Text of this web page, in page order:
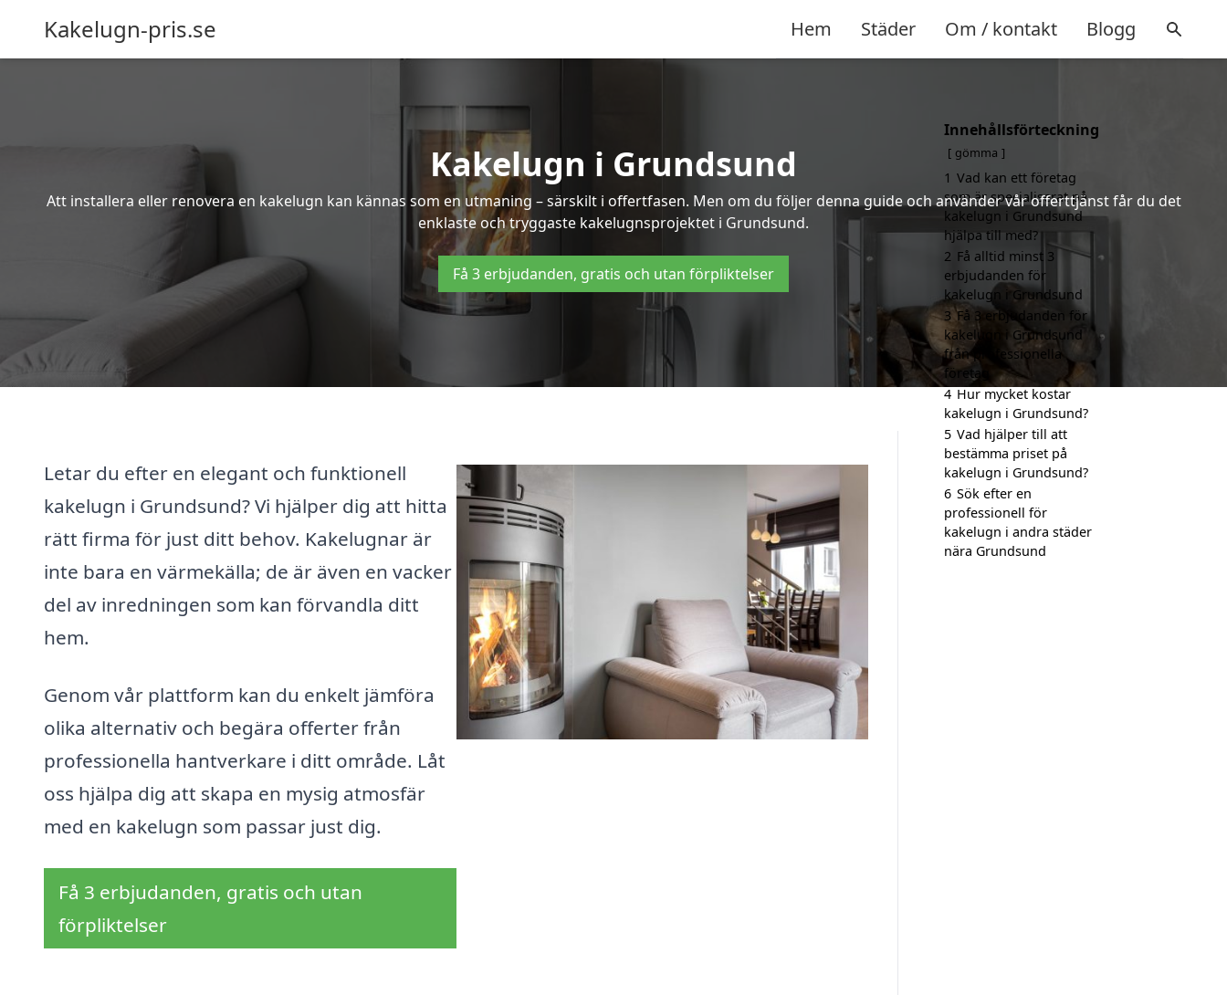
Kakelugn-pris.se Hem Städer Om / kontakt Blogg
Kakelugn i Grundsund
Att installera eller renovera en kakelugn kan kännas som en utmaning – särskilt i offertfasen. Men om du följer denna guide och använder vår offerttjänst får du det
enklaste och tryggaste kakelugnsprojektet i Grundsund.
Få 3 erbjudanden, gratis och utan förpliktelser
Letar du efter en elegant och funktionell
kakelugn i Grundsund? Vi hjälper dig att hitta
rätt firma för just ditt behov. Kakelugnar är
inte bara en värmekälla; de är även en vacker
del av inredningen som kan förvandla ditt
hem.
Genom vår plattform kan du enkelt jämföra
olika alternativ och begära offerter från
professionella hantverkare i ditt område. Låt
oss hjälpa dig att skapa en mysig atmosfär
med en kakelugn som passar just dig.
Få 3 erbjudanden, gratis och utan
förpliktelser
Innehållsförteckning
gömma
1 Vad kan ett företag
som är specialiserat på
kakelugn i Grundsund
hjälpa till med?
2 Få alltid minst 3
erbjudanden för
kakelugn i Grundsund
3 Få 3 erbjudanden för
kakelugn i Grundsund
från professionella
företag
4 Hur mycket kostar
kakelugn i Grundsund?
5 Vad hjälper till att
bestämma priset på
kakelugn i Grundsund?
6 Sök efter en
professionell för
kakelugn i andra städer
nära Grundsund